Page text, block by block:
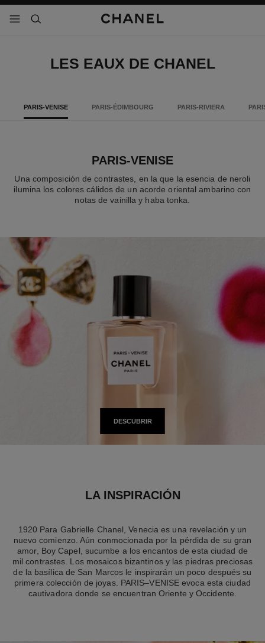
- navegación principal
buscar
LES EAUX DE CHANEL
PARIS-VENISE PARIS-ÉDIMBOURG PARIS-RIVIERA
PARIS-VENISE
Una composición de contrastes, en la que la esencia de neroli
ilumina los colores cálidos de un acorde oriental ambarino con
notas de vainilla y haba tonka.
DESCUBRIR
LA INSPIRACIÓN
1920 Para Gabrielle Chanel, Venecia es una revelación y un
nuevo comienzo. Aún conmocionada por la pérdida de su gran
amor, Boy Capel, sucumbe a los encantos de esta ciudad de
mil contrastes. Los mosaicos bizantinos y las piedras preciosas
de la basílica de San Marcos le inspirarán un poco después su
primera colección de joyas. PARIS–VENISE evoca esta ciudad
cautivadora donde se encuentran Oriente y Occidente.